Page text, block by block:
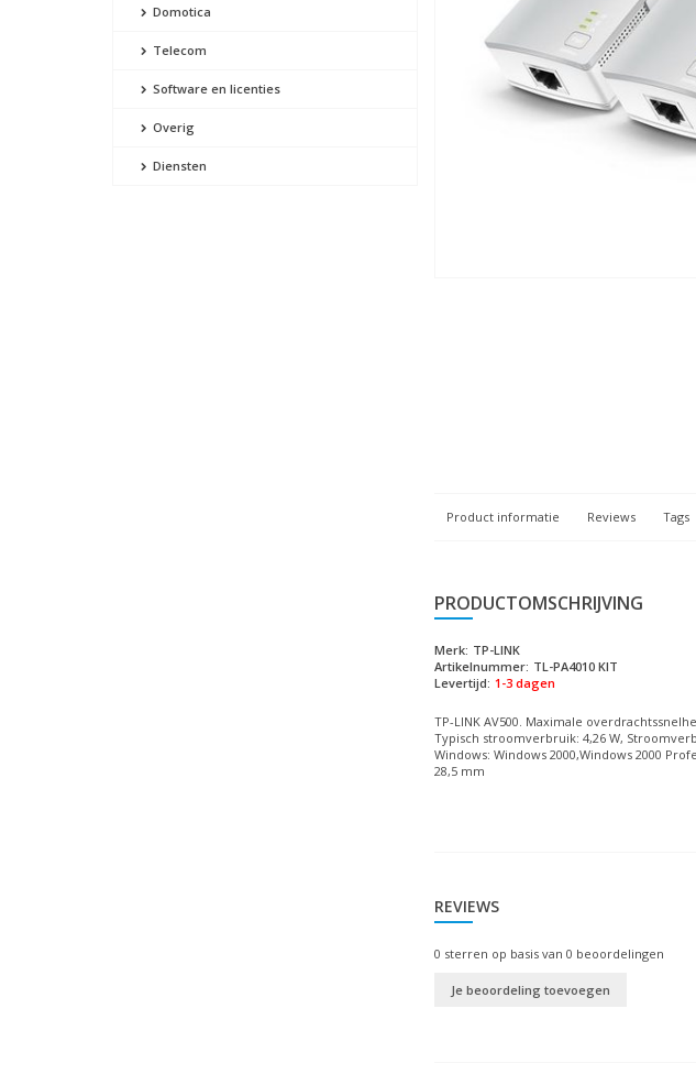
Domotica
Telecom
Software en licenties
Overig
Diensten
Product informatie Reviews Tags
PRODUCTOMSCHRIJVING
Merk: TP-LINK
Artikelnummer: TL-PA4010 KIT
Levertijd: 1-3 dagen
TP-LINK AV500. Maximale
Typisch stroomverbruik: 4,26 W,
Windows: Windows 2000,Windows 2000
28,5 mm
REVIEWS
0 sterren op basis van 0 beoordelingen
Je beoordeling toevoegen